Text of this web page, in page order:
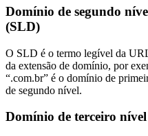
Domínio de segundo
(SLD)
O SLD é o termo legível da
da extensão de domínio, por
“.com.br” é o domínio de
de segundo nível.
Domínio de terceiro nível